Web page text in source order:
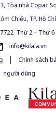
Tòa nhà Copac
Chiếu, TP. Hồ
Thứ 2 – Thứ
info@kilala.vn
| Chính sách
người dùng